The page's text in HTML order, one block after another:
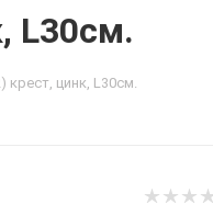
L30см.
крест, цинк, L30см.